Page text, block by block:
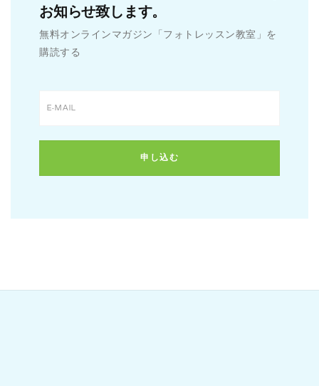
お知らせ致します。
無料オンラインマガジン「フォトレッスン教室」を
購読する